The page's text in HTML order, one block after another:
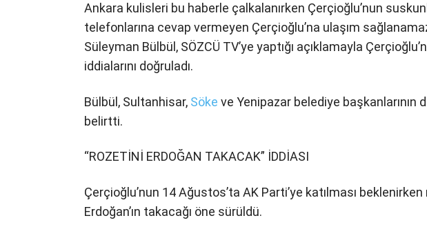
Ankara kulisleri bu haberle çalkalanırken Çerçioğlu’nun
telefonlarına cevap vermeyen Çerçioğlu’na ulaşım
Süleyman Bülbül, SÖZCÜ TV’ye yaptığı açıklamayla
iddialarını doğruladı.
Bülbül, Sultanhisar, Söke ve Yenipazar belediye başkanlarının
belirtti.
“ROZETİNİ ERDOĞAN TAKACAK” İDDİASI
Çerçioğlu’nun 14 Ağustos’ta AK Parti’ye katılması
Erdoğan’ın takacağı öne sürüldü.